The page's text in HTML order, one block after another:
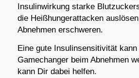
Insulinwirkung starke
die Heißhungerattacken
Abnehmen erschweren.
Eine gute Insulinsensitivität kann
Gamechanger beim Abnehmen
kann Dir dabei helfen.